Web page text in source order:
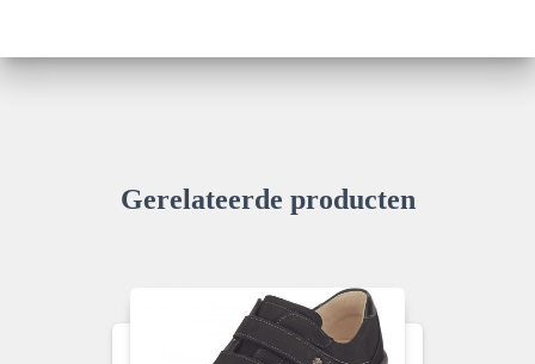
Gerelateerde producten